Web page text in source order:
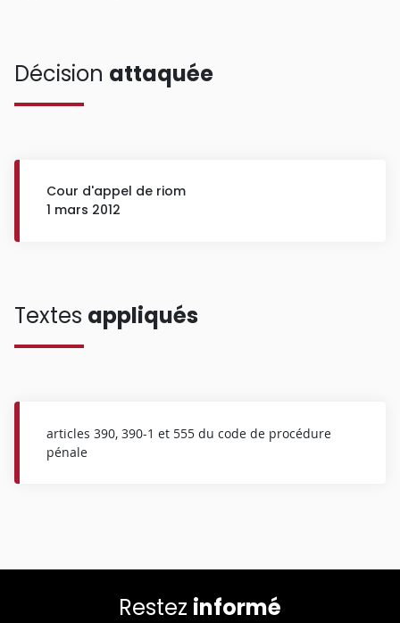
Décision attaquée
Cour d'appel de riom
1 mars 2012
Textes appliqués
articles 390, 390-1 et 555 du code de procédure
pénale
Restez informé